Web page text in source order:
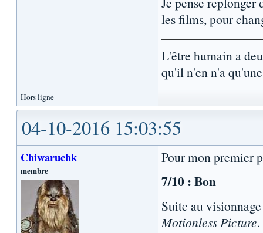
les films, pour
L'être humain a
qu'il n'en n'a
Hors ligne
04-10-2016 15:03:55
Chiwaruchk
membre
Pour mon premier
7/10 : Bon
Suite au
Motionless Picture